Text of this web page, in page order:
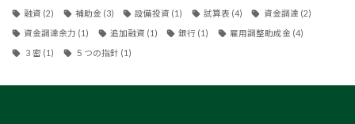
融資 (2) 補助金 (3) 設備投資 (1) 試算表 (4) 資金調達 (2)
資金調達余力 (1) 追加融資 (1) 銀行 (1) 雇用調整助成金 (4)
３密 (1) ５つの指針 (1)